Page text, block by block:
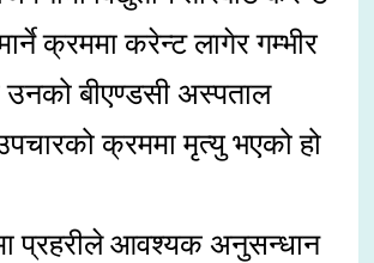
क्रममा करेन्ट लागेर गम्भीर
बीएण्डसी अस्पताल
उपचारको क्रममा मृत्यु भएको हो
प्रहरीले आवश्यक अनुसन्धान